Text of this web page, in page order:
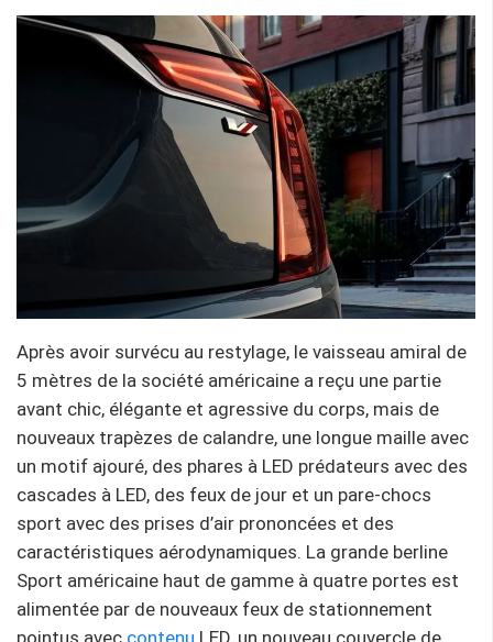
Après avoir survécu au restylage, le vaisseau amiral de
5 mètres de la société américaine a reçu une partie
avant chic, élégante et agressive du corps, mais de
nouveaux trapèzes de calandre, une longue maille avec
un motif ajouré, des phares à LED prédateurs avec des
cascades à LED, des feux de jour et un pare-chocs
sport avec des prises d’air prononcées et des
caractéristiques aérodynamiques. La grande berline
Sport américaine haut de gamme à quatre portes est
alimentée par de nouveaux feux de stationnement
pointus avec contenu LED, un nouveau couvercle de